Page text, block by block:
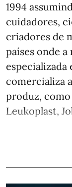
1994
cuidadores,
criadores de
países onde
especializada
comercializa
produz, como
Leukoplast,